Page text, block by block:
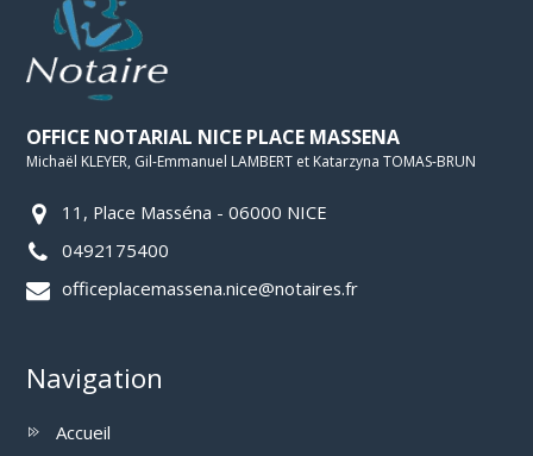
OFFICE NOTARIAL NICE PLACE MASSENA
Michaël KLEYER, Gil-Emmanuel LAMBERT et Katarzyna TOMAS-BRUN
11, Place Masséna - 06000 NICE
0492175400
officeplacemassena.nice@notaires.fr
Navigation
Accueil